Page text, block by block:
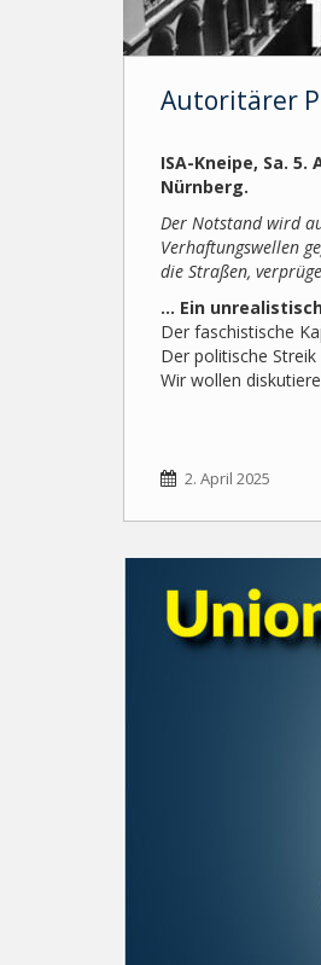
Autoritärer
ISA-Kneipe, Sa.
Nürnberg.
Der Notstand wird
Verhaftungswellen
die Straßen,
… Ein
Der faschistische
Der politische
Wir wollen
2. April 2025